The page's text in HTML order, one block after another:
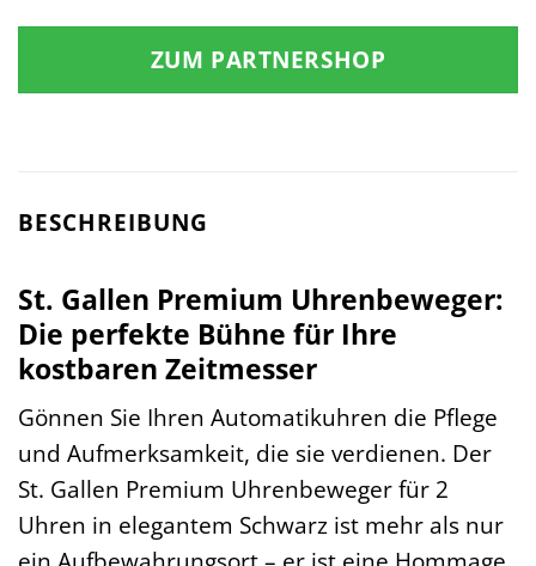
ZUM PARTNERSHOP
BESCHREIBUNG
St. Gallen Premium Uhrenbeweger:
Die perfekte Bühne für Ihre
kostbaren Zeitmesser
Gönnen Sie Ihren Automatikuhren die Pflege
und Aufmerksamkeit, die sie verdienen. Der
St. Gallen Premium Uhrenbeweger für 2
Uhren in elegantem Schwarz ist mehr als nur